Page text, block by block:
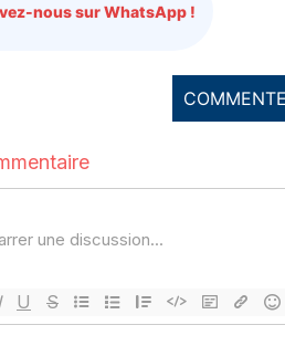
nous sur WhatsApp !